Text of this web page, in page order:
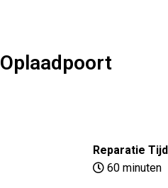
Oplaadpoort
Reparatie Tijd
60 minuten